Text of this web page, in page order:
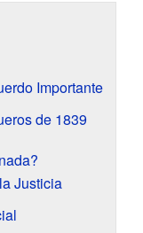
Importante
de 1839
Justicia